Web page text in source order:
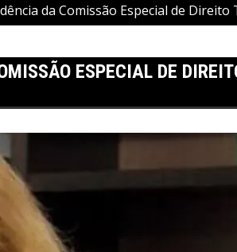
da Comissão Especial de
ESPECIAL DE